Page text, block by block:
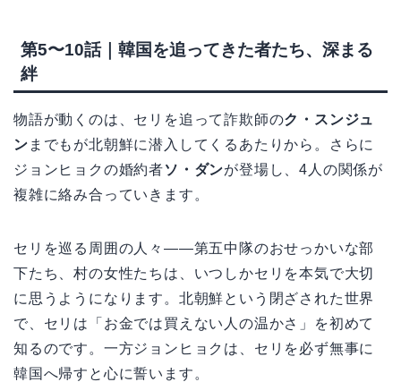
第5〜10話｜韓国を追ってきた者たち、深まる
絆
物語が動くのは、セリを追って詐欺師のク・スンジュ
ン までもが北朝鮮に潜入してくるあたりから。さらに
ジョンヒョクの婚約者ソ・ダンが登場し、4人の関係が
複雑に絡み合っていきます。
セリを巡る周囲の人々——第五中隊のおせっかいな部
下たち、村の女性たちは、いつしかセリを本気で大切
に思うようになります。北朝鮮という閉ざされた世界
で、セリは「お金では買えない人の温かさ」を初めて
知るのです。一方ジョンヒョクは、セリを必ず無事に
韓国へ帰すと心に誓います。